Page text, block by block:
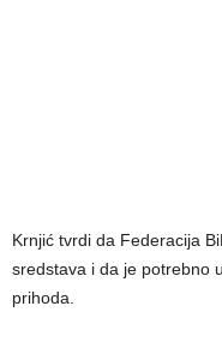
Krnjić tvrdi da Federacija
sredstava i da je potrebno
prihoda.